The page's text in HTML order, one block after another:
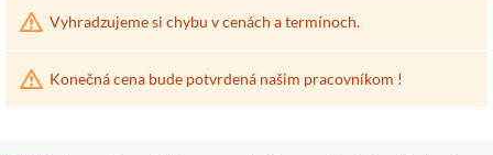
Vyhradzujeme si chybu v cenách a termínoch.
Konečná cena bude potvrdená našim pracovníkom !